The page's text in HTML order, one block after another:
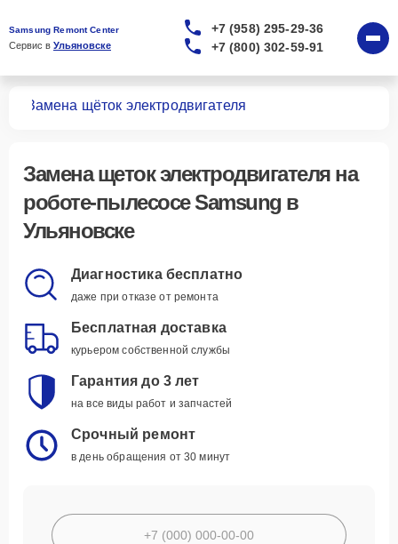
Samsung Remont Center
Сервис в Ульяновске
+7 (958) 295-29-36
+7 (800) 302-59-91
Замена щёток электродвигателя
Замена щеток электродвигателяна
роботе-пылесосе Samsung в
Ульяновске
Диагностика бесплатно
даже при отказе от ремонта
Бесплатная доставка
курьером собственной службы
Гарантия до 3 лет
на все виды работ и запчастей
Срочный ремонт
в день обращения от 30 минут